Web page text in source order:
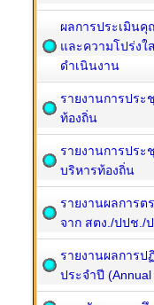
ผลการประเมินคุ
และความโปร่งใ
ดำเนินงาน
รายงานการประ
ท้องถิ่น
รายงานการปร
บริหารท้องถิ่น
รายงานผลการต
จาก สตง./ปปช./
รายงานผลการป
ประจำปี (Annual